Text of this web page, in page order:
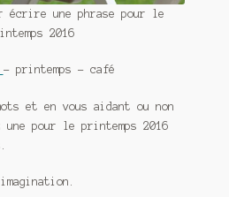
écrire une phrase pour le
2016
– printemps – café
et en vous aidant ou non
pour le printemps 2016